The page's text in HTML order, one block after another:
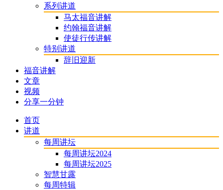
系列讲道
马太福音讲解
约翰福音讲解
使徒行传讲解
特别讲道
辞旧迎新
福音讲解
文章
视频
分享一分钟
首页
讲道
每周讲坛
每周讲坛2024
每周讲坛2025
智慧甘露
每周特辑